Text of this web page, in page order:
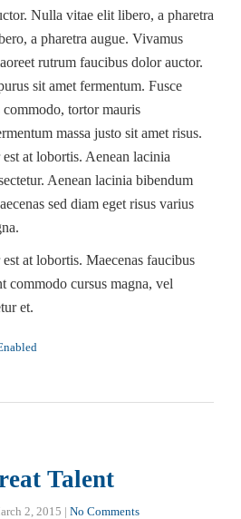
Nulla vitae elit libero, a pharetra
a pharetra augue. Vivamus
rutrum faucibus dolor auctor.
sit amet fermentum. Fusce
commodo, tortor mauris
massa justo sit amet risus.
est at lobortis. Aenean lacinia
Aenean lacinia bibendum
sed diam eget risus varius
at lobortis. Maecenas faucibus
commodo cursus magna, vel
et.
Talent
2, 2015 | No Comments